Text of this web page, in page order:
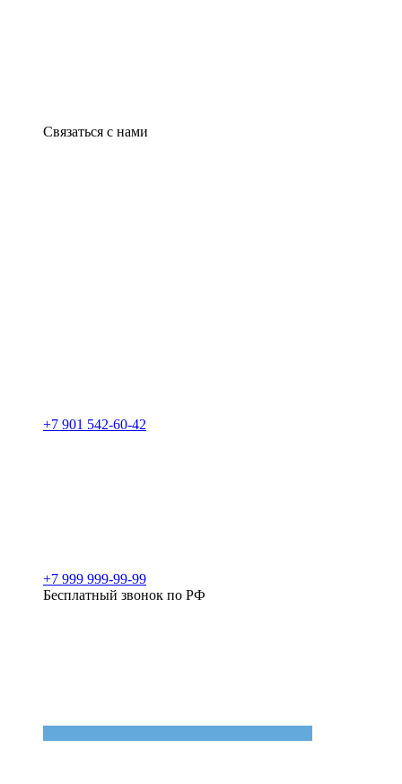
Связаться с нами
+7 901 542-60-42
+7 999 999-99-99
Бесплатный звонок по РФ